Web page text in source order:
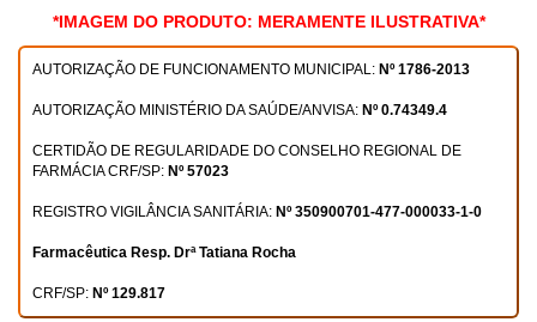
*IMAGEM DO PRODUTO: MERAMENTE ILUSTRATIVA*
AUTORIZAÇÃO DE FUNCIONAMENTO MUNICIPAL: Nº 1786-2013
AUTORIZAÇÃO MINISTÉRIO DA SAÚDE/ANVISA: Nº 0.74349.4
CERTIDÃO DE REGULARIDADE DO CONSELHO REGIONAL DE
FARMÁCIA CRF/SP: Nº 57023
REGISTRO VIGILÂNCIA SANITÁRIA: Nº 350900701-477-000033-1-0
Farmacêutica Resp. Drª Tatiana Rocha
CRF/SP: Nº 129.817